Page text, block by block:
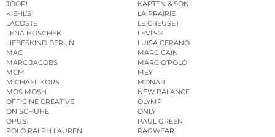
JOOP!
KAPTEN & SON
KIEHL’S
LA PRAIRIE
LACOSTE
LE CREUSET
LENA HOSCHEK
LEVI’S®
LIEBESKIND BERLIN
LUISA CERANO
MAC
MARC CAIN
MARC JACOBS
MARC O’POLO
MCM
MEY
MICHAEL KORS
MONARI
MOS MOSH
NEW BALANCE
OFFICINE CREATIVE
OLYMP
ON SCHUHE
ONLY
OPUS
PAUL GREEN
POLO RALPH LAUREN
RAGWEAR